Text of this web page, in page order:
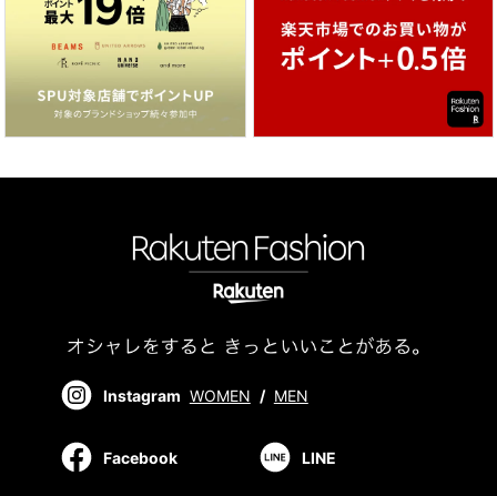
Instagram WOMEN / MEN
Facebook LINE